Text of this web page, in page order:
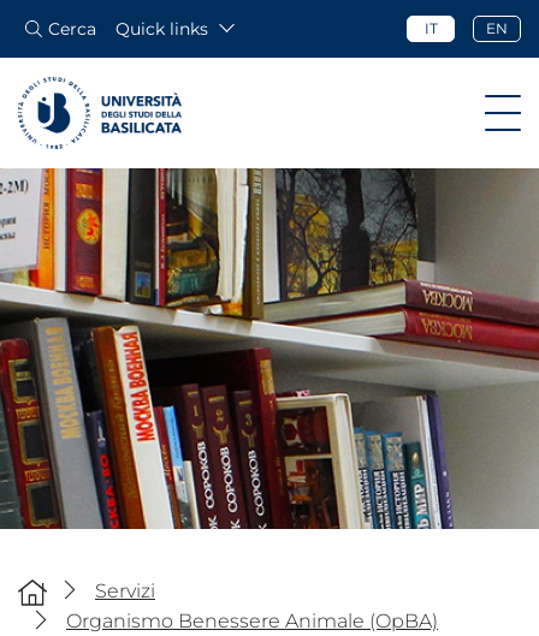
Cerca Quick links IT EN
Servizi
Organismo Benessere Animale (OpBA)